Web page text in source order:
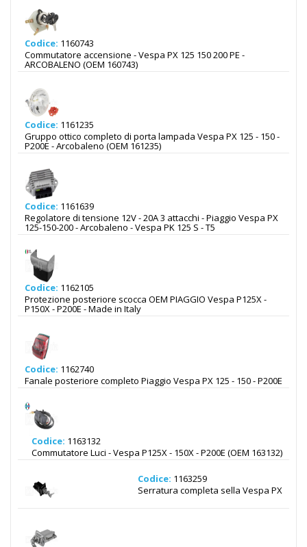
Codice: 1160743
Commutatore accensione - Vespa PX 125 150 200 PE -
ARCOBALENO (OEM 160743)
Codice: 1161235
Gruppo ottico completo di porta lampada Vespa PX 125 - 150 -
P200E - Arcobaleno (OEM 161235)
Codice: 1161639
Regolatore di tensione 12V - 20A 3 attacchi - Piaggio Vespa PX
125-150-200 - Arcobaleno - Vespa PK 125 S - T5
Codice: 1162105
Protezione posteriore scocca OEM PIAGGIO Vespa P125X -
P150X - P200E - Made in Italy
Codice: 1162740
Fanale posteriore completo Piaggio Vespa PX 125 - 150 - P200E
Codice: 1163132
Commutatore Luci - Vespa P125X - 150X - P200E (OEM 163132)
Codice: 1163259
Serratura completa sella Vespa PX